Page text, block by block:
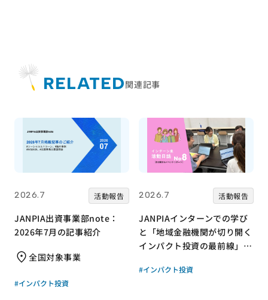
RELATED関連記事
2026.7 活動報告
JANPIA出資事業部note：
2026年7月の記事紹介
全国対象事業
#インパクト投資
2026.7 活動報告
JANPIAインターンでの学び
と「地域金融機関が切り開く
インパクト投資の最前線」リ
ン生 活動日誌vol8
#インパクト投資